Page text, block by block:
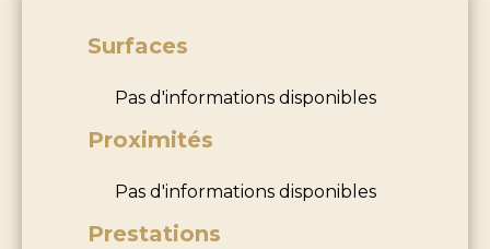
Surfaces
Pas d'informations disponibles
Proximités
Pas d'informations disponibles
Prestations